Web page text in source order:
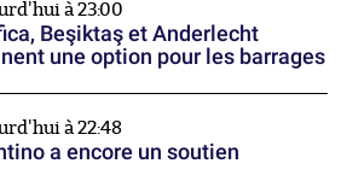
à 23:00
Beşiktaş et Anderlecht
une option pour les barrages
à 22:48
a encore un soutien